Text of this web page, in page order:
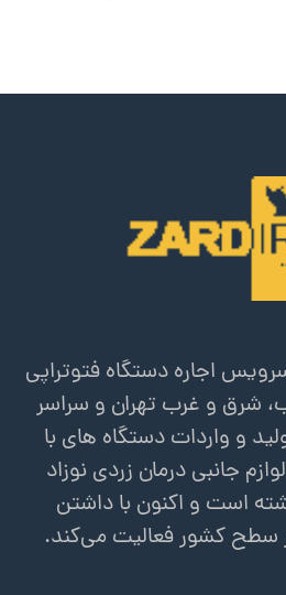
اجاره دستگاه فتوتراپی
شرق و غرب تهران و سراسر
و واردات دستگاه های با
جانبی درمان زردی نوزاد
است و اکنون با داشتن
سطح کشور فعالیت می‌کند.